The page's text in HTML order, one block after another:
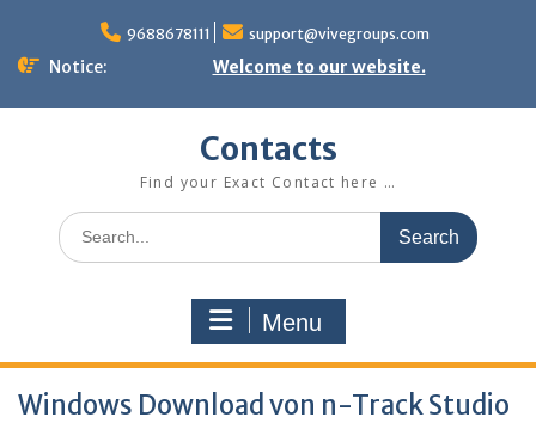
content
9688678111 support@vivegroups.com
Notice: Welcome to our website.
Contacts
Find your Exact Contact here …
Search
for:
Menu
Windows Download von n-Track Studio